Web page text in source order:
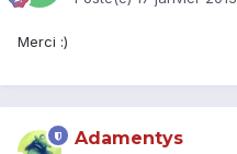
Merci :)
Adamentys